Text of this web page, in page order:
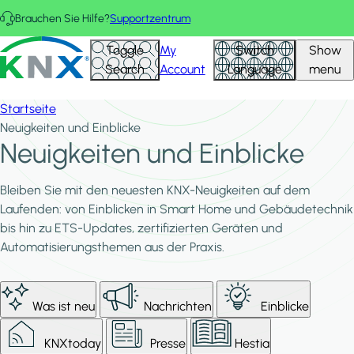
Direkt zum Inhalt
Brauchen Sie Hilfe?Supportzentrum
KNX - Homepage Toggle
Search
My
Account
Switch
Language
Show
menu
Startseite
Neuigkeiten und Einblicke
Neuigkeiten und Einblicke
Bleiben Sie mit den neuesten KNX-Neuigkeiten auf dem
Laufenden: von Einblicken in Smart Home und Gebäudetechnik
bis hin zu ETS-Updates, zertifizierten Geräten und
Automatisierungsthemen aus der Praxis.
Was ist neu Nachrichten Einblicke
KNXtoday Presse Hestia